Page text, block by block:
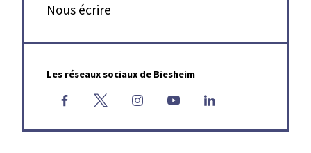
Nous écrire
Les réseaux sociaux de Biesheim